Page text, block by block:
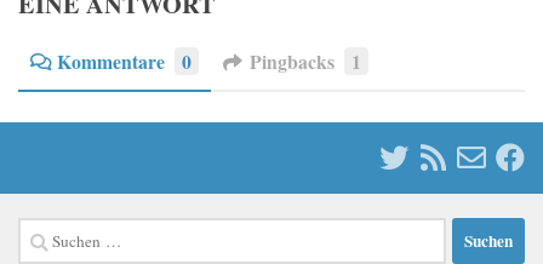
Kommentare 0 Pingbacks 1
Suchen